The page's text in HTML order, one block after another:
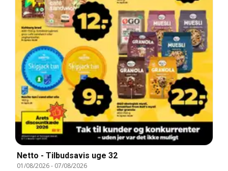
Netto - Tilbudsavis uge 32
01/08/2026- 07/08/2026